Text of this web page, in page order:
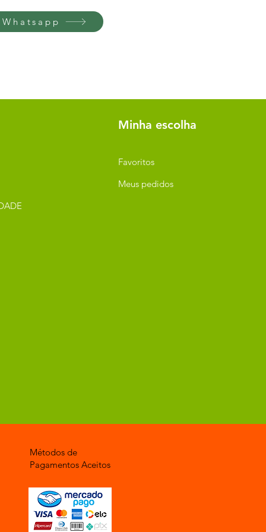
Minha escolha
Favoritos
Meus pedidos
Métodos de
Pagamentos Aceitos